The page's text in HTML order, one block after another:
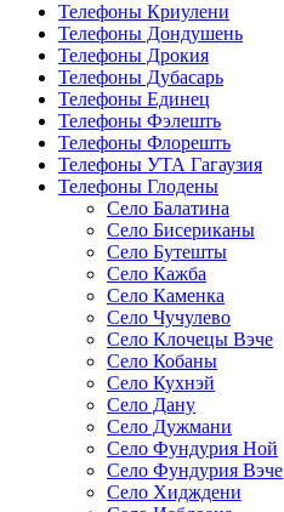
Телефоны Криулени
Телефоны Дондушень
Телефоны Дрокия
Телефоны Дубасарь
Телефоны Единец
Телефоны Фэлешть
Телефоны Флорешть
Телефоны УТА Гагаузия
Телефоны Глодены
Село Балатина
Село Бисериканы
Село Бутешты
Село Кажба
Село Каменка
Село Чучулево
Село Клочецы Вэче
Село Кобаны
Село Кухнэй
Село Дану
Село Дужмани
Село Фундурия Ной
Село Фундурия Вэче
Село Хидждени